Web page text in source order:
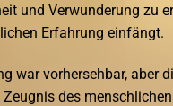
und Verwunderung zu
Erfahrung einfängt.
war vorhersehbar, aber
Zeugnis des